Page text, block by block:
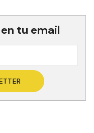
tu email